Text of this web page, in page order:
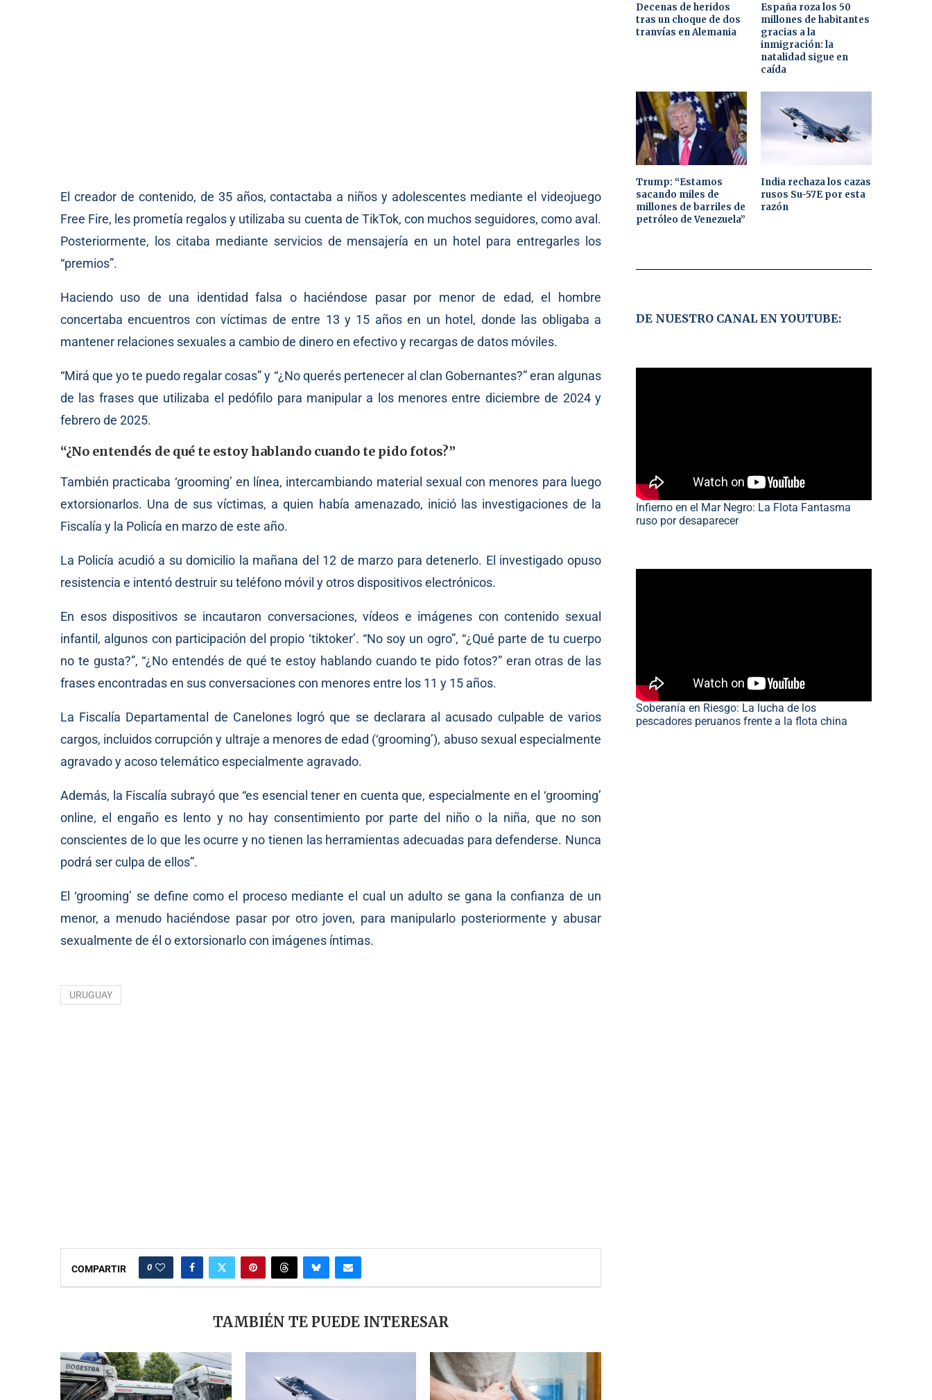
El creador de contenido, de 35 años, contactaba a niños y adolescentes mediante el videojuego
Free Fire, les prometía regalos y utilizaba su cuenta de TikTok, con muchos seguidores, como aval.
Posteriormente, los citaba mediante servicios de mensajería en un hotel para entregarles los
“premios”.
Haciendo uso de una identidad falsa o haciéndose pasar por menor de edad, el hombre
concertaba encuentros con víctimas de entre 13 y 15 años en un hotel, donde las obligaba a
mantener relaciones sexuales a cambio de dinero en efectivo y recargas de datos móviles.
“Mirá que yo te puedo regalar cosas” y “¿No querés pertenecer al clan Gobernantes?” eran algunas
de las frases que utilizaba el pedófilo para manipular a los menores entre diciembre de 2024 y
febrero de 2025.
“¿No entendés de qué te estoy hablando cuando te pido fotos?”
También practicaba ‘grooming’ en línea, intercambiando material sexual con menores para luego
extorsionarlos. Una de sus víctimas, a quien había amenazado, inició las investigaciones de la
Fiscalía y la Policía en marzo de este año.
La Policía acudió a su domicilio la mañana del 12 de marzo para detenerlo. El investigado opuso
resistencia e intentó destruir su teléfono móvil y otros dispositivos electrónicos.
En esos dispositivos se incautaron conversaciones, vídeos e imágenes con contenido sexual
infantil, algunos con participación del propio ‘tiktoker’. “No soy un ogro”, “¿Qué parte de tu cuerpo
no te gusta?”, “¿No entendés de qué te estoy hablando cuando te pido fotos?” eran otras de las
frases encontradas en sus conversaciones con menores entre los 11 y 15 años.
La Fiscalía Departamental de Canelones logró que se declarara al acusado culpable de varios
cargos, incluidos corrupción y ultraje a menores de edad (‘grooming’), abuso sexual especialmente
agravado y acoso telemático especialmente agravado.
Además, la Fiscalía subrayó que “es esencial tener en cuenta que, especialmente en el ‘grooming’
online, el engaño es lento y no hay consentimiento por parte del niño o la niña, que no son
conscientes de lo que les ocurre y no tienen las herramientas adecuadas para defenderse. Nunca
podrá ser culpa de ellos”.
El ‘grooming’ se define como el proceso mediante el cual un adulto se gana la confianza de un
menor, a menudo haciéndose pasar por otro joven, para manipularlo posteriormente y abusar
sexualmente de él o extorsionarlo con imágenes íntimas.
URUGUAY
COMPARTIR 0
TAMBIÉN TE PUEDE INTERESAR
Decenas de heridos
tras un choque de dos
tranvías en Alemania
España roza los 50
millones de habitantes
gracias a la
inmigración: la
natalidad sigue en
caída
Trump: “Estamos
sacando miles de
millones de barriles de
petróleo de Venezuela”
India rechaza los cazas
rusos Su-57E por esta
razón
DE NUESTRO CANAL EN YOUTUBE:
Infierno en el Mar Negro: La Flota Fantasma
ruso por desaparecer
Soberanía en Riesgo: La lucha de los
pescadores peruanos frente a la flota china